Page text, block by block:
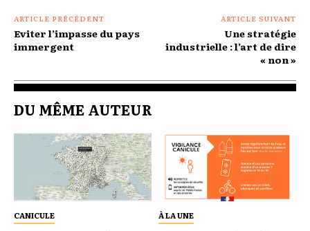
ARTICLE PRÉCÉDENT
Eviter l’impasse du pays
immergent
ARTICLE SUIVANT
Une stratégie
industrielle : l’art de dire
« non »
DU MÊME AUTEUR
CANICULE À LA UNE